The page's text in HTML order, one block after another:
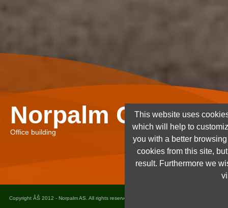
Norpalm Ghana
Office building
Copyright ÂŠ 2012 - Norpalm AS. All rights reserved. Design and implementation
This website uses
which will help to
you with a better
cookies from this site,
result. Furthermore we